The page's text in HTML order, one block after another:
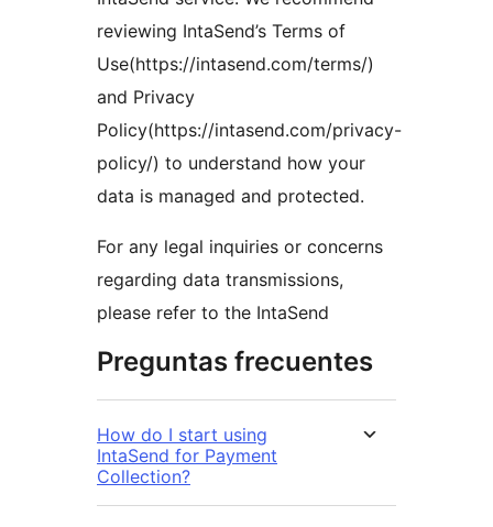
reviewing IntaSend’s Terms of
Use(https://intasend.com/terms/)
and Privacy
Policy(https://intasend.com/privacy-
policy/) to understand how your
data is managed and protected.
For any legal inquiries or concerns
regarding data transmissions,
please refer to the IntaSend
Preguntas frecuentes
How do I start using
IntaSend for Payment
Collection?